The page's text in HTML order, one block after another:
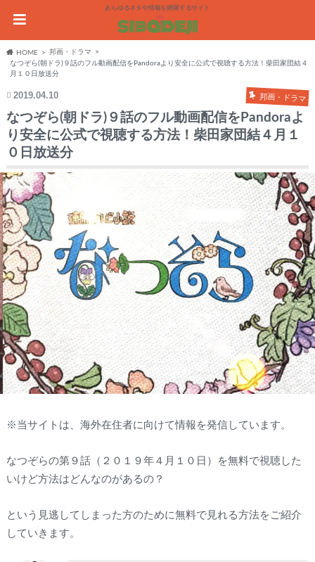
あらゆるネタや情報を網羅するサイト
HOME
邦画・ドラマ
なつぞら(朝ドラ)９話のフル動画配信をPandoraより安全に公式で視聴する方法！柴田家団結４
月１０日放送分
2019.04.10 邦画・ドラマ
なつぞら(朝ドラ)９話のフル動画配信をPandoraよ
り安全に公式で視聴する方法！柴田家団結４月１
０日放送分
※当サイトは、海外在住者に向けて情報を発信しています。
なつぞらの第９話（２０１９年４月１０日）を無料で視聴した
いけど方法はどんなのがあるの？
という見逃してしまった方のために無料で見れる方法をご紹介
していきます。